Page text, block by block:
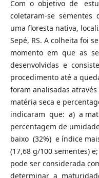
Com o objetivo de
coletaram-se sementes
uma floresta nativa,
Sepé, RS. A colheita foi
momento em que as
desenvolvidas e
procedimento até a
foram analisadas
matéria seca e
indicaram que: a) a
percentagem de
baixo (32%) e índice
(17,68 g/100 sementes)
pode ser considerada
determinar a